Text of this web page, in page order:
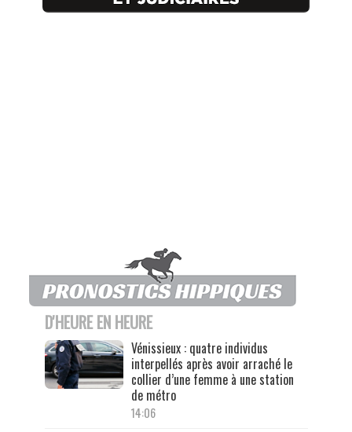
D'HEURE EN HEURE
Vénissieux : quatre individus
interpellés après avoir arraché le
collier d’une femme à une station
de métro
14:06